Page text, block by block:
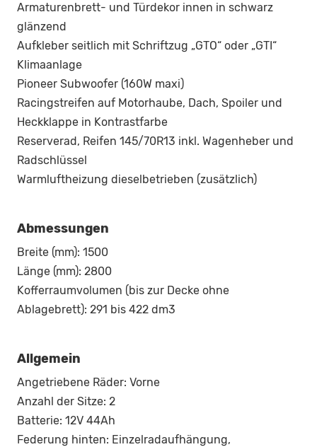
Armaturenbrett- und Türdekor innen in schwarz
glänzend
Aufkleber seitlich mit Schriftzug „GTO“ oder „GTI“
Klimaanlage
Pioneer Subwoofer (160W maxi)
Racingstreifen auf Motorhaube, Dach, Spoiler und
Heckklappe in Kontrastfarbe
Reserverad, Reifen 145/70R13 inkl. Wagenheber und
Radschlüssel
Warmluftheizung dieselbetrieben (zusätzlich)
Abmessungen
Breite (mm): 1500
Länge (mm): 2800
Kofferraumvolumen (bis zur Decke ohne
Ablagebrett): 291 bis 422 dm3
Allgemein
Angetriebene Räder: Vorne
Anzahl der Sitze: 2
Batterie: 12V 44Ah
Federung hinten: Einzelradaufhängung,